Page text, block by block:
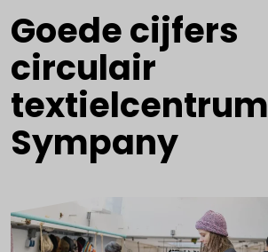
Goede cijfers
circulair
textielcentrum
Sympany